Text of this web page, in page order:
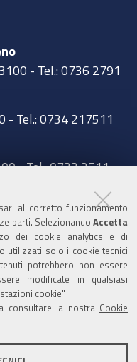
al corretto funzionamento
parti. Selezionando Accetta
dei cookie analytics e di
utilizzati solo i cookie tecnici
potrebbero non essere
modificate in qualsiasi
cookie".
consultare la nostra Cookie
- Tel.: 0736 2791
- Tel.: 0734 217511
- Tel.: 0733 2511
- Tel.: 0721
Web Analytics Italia)